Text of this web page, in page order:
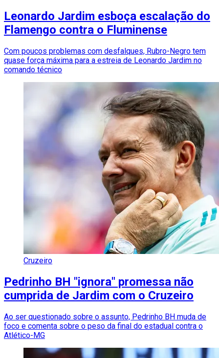
Leonardo Jardim esboça escalação do
Flamengo contra o Fluminense
Com poucos problemas com desfalques, Rubro-Negro tem
quase força máxima para a estreia de Leonardo Jardim no
comando técnico
Cruzeiro
Pedrinho BH "ignora" promessa não
cumprida de Jardim com o Cruzeiro
Ao ser questionado sobre o assunto, Pedrinho BH muda de
foco e comenta sobre o peso da final do estadual contra o
Atlético-MG